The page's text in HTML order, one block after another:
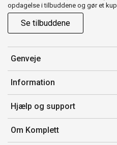
opdagelse i tilbuddene og gør et kup.
Se tilbuddene
Genveje
Min side
Ordrehistorik
Gavekort
Information
Salgsbetingelser
Mærker/producent
Fortrydelsesret
Hjælp og support
Kontakt os
Kundeservice
Om Komplett